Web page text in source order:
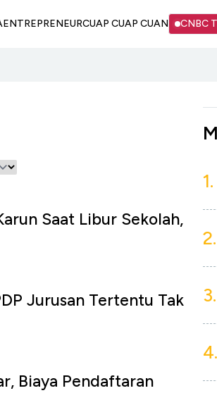
ENTREPRENEURCUAP CUAP CUAN CNBC
Saat Libur Sekolah,
Jurusan Tertentu Tak
Biaya Pendaftaran
1.
2.
3.
4.